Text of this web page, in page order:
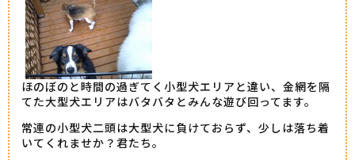
ほのぼのと時間の過ぎてく小型犬エリアと違い、金網を隔
てた大型犬エリアはバタバタとみんな遊び回ってます。
常連の小型犬二頭は大型犬に負けておらず、少しは落ち着
いてくれませか？君たち。